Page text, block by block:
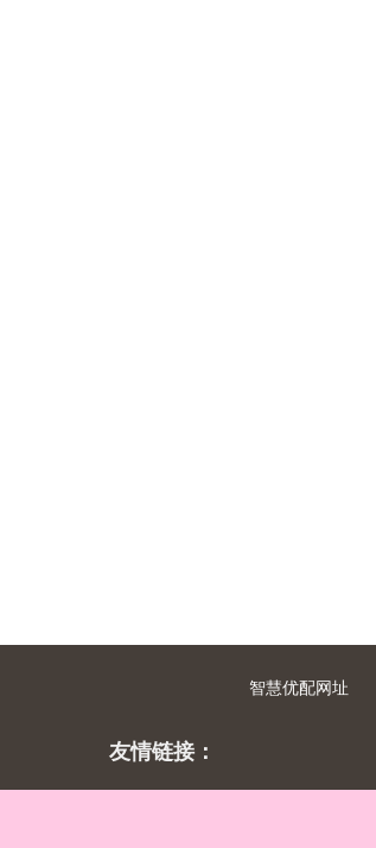
智慧优配网址
友情链接：